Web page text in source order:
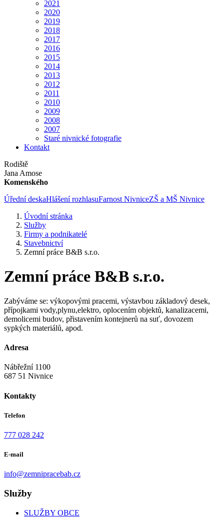
2021
2020
2019
2018
2017
2016
2015
2014
2013
2012
2011
2010
2009
2008
2007
Staré nivnické fotografie
Kontakt
Rodiště
Jana Amose
Komenského
Úřední deskaHlášení rozhlasuFarnost NivniceZŠ a MŠ Nivnice
Úvodní stránka
Služby
Firmy a podnikatelé
Stavebnictví
Zemní práce B&B s.r.o.
Zemní práce B&B s.r.o.
Zabýváme se: výkopovými pracemi, výstavbou základový desek,
přípojkami vody,plynu,elektro, oplocením objektů, kanalizacemi,
demolicemi budov, přistavením kontejnerů na suť, dovozem
sypkých materiálů, apod.
Adresa
Nábřežní 1100
687 51 Nivnice
Kontakty
Telefon
777 028 242
E-mail
info@zemnipracebab.cz
Služby
SLUŽBY OBCE